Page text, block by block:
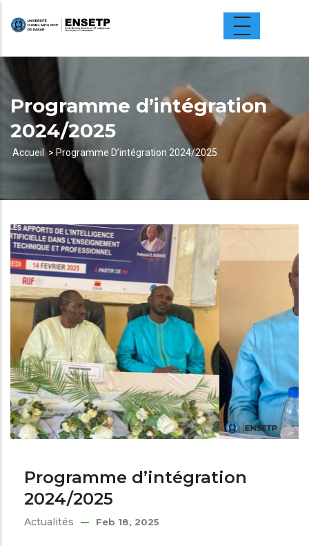
principal
Programme d’intégration
2024/2025
Fil
d'Ariane
Accueil Programme D’intégration 2024/2025
Programme d’intégration
2024/2025
Actualités Feb 18, 2025